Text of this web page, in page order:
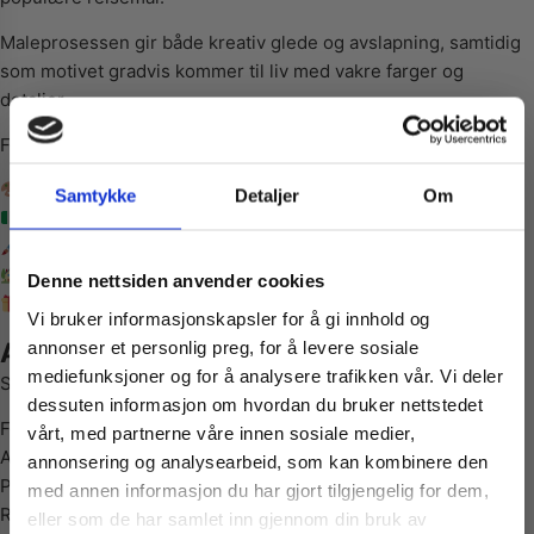
Samtykke Detaljer Om
Denne nettsiden anvender cookies
Vi bruker informasjonskapsler for å gi innhold og
annonser et personlig preg, for å levere sosiale
mediefunksjoner og for å analysere trafikken vår. Vi deler
dessuten informasjon om hvordan du bruker nettstedet
vårt, med partnerne våre innen sosiale medier,
annonsering og analysearbeid, som kan kombinere den
med annen informasjon du har gjort tilgjengelig for dem,
eller som de har samlet inn gjennom din bruk av
Maleprosessen gir både kreativ glede og avslapning, samtidig
som motivet gradvis kommer til liv med vakre farger og
detaljer.
Fordeler med Paint By Numbers:
Kreativ og avslappende hobby
Flott dekorasjon til hjemmet
Alt du trenger følger med
Settet inneholder alt du trenger for å starte maleprosjektet:
Ferdig oppmerket lerret
Akrylmaling i nummererte beholdere
Pensler i ulike størrelser
Referanseark til motivet
Vil du ha
10% Rabatt?
Meld deg på vårt nyhetsbrev og motta
gode tilbud og produktinformasjon fra
oss¢!